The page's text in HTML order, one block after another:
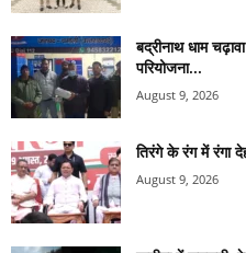
बद्रीनाथ धाम
परियोजना...
August 9, 2026
तिरंगे के रंग में रंगा
August 9, 2026